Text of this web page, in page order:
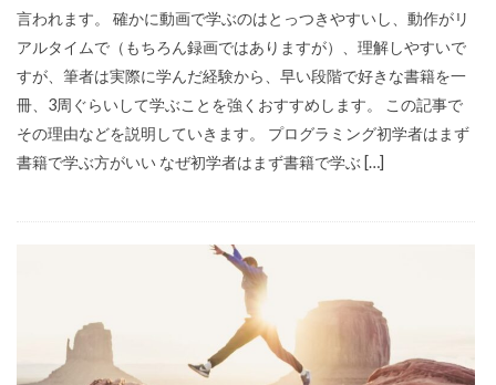
言われます。 確かに動画で学ぶのはとっつきやすいし、動作がリ
アルタイムで（もちろん録画ではありますが）、理解しやすいで
すが、筆者は実際に学んだ経験から、早い段階で好きな書籍を一
冊、3周ぐらいして学ぶことを強くおすすめします。 この記事で
その理由などを説明していきます。 プログラミング初学者はまず
書籍で学ぶ方がいい なぜ初学者はまず書籍で学ぶ […]